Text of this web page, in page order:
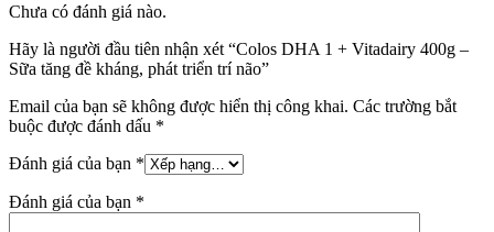
Chưa có đánh giá nào.
Hãy là người đầu tiên nhận xét “Colos DHA 1 + Vitadairy 400g –
Sữa tăng đề kháng, phát triển trí não”
Email của bạn sẽ không được hiển thị công khai. Các trường bắt
buộc được đánh dấu *
Đánh giá của bạn *
Đánh giá của bạn *